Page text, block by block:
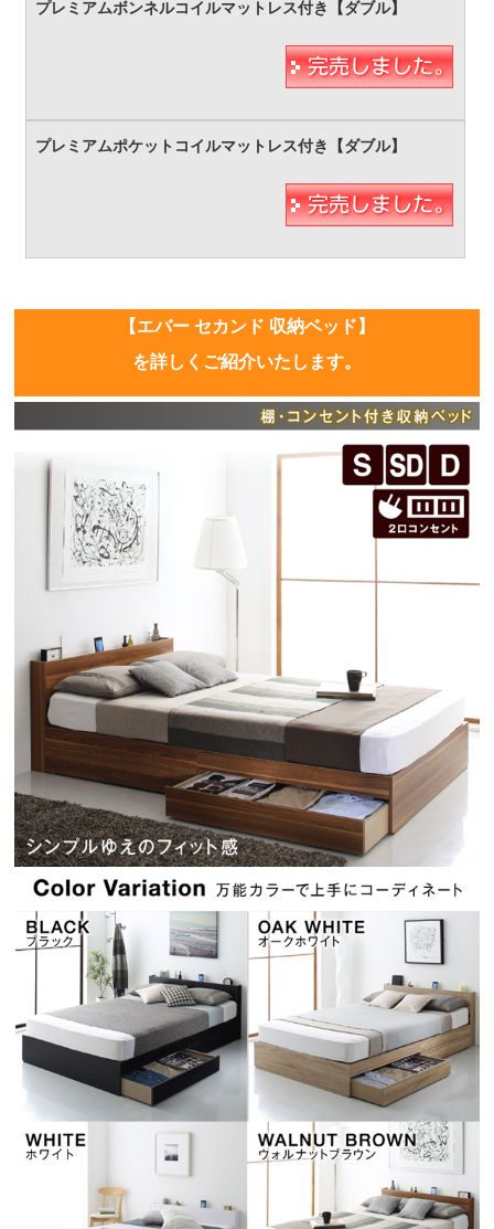
【エバー セカンド 収納ベッド】
を詳しくご紹介いたします。